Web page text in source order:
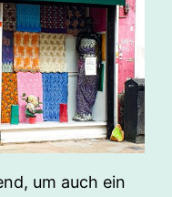
um auch ein